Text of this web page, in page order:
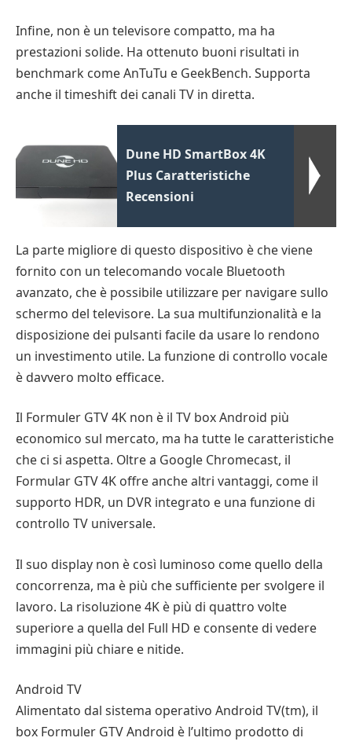
Infine, non è un televisore compatto, ma ha
prestazioni solide. Ha ottenuto buoni risultati in
benchmark come AnTuTu e GeekBench. Supporta
anche il timeshift dei canali TV in diretta.
Dune HD SmartBox 4K
Plus Caratteristiche
Recensioni
La parte migliore di questo dispositivo è che viene
fornito con un telecomando vocale Bluetooth
avanzato, che è possibile utilizzare per navigare sullo
schermo del televisore. La sua multifunzionalità e la
disposizione dei pulsanti facile da usare lo rendono
un investimento utile. La funzione di controllo vocale
è davvero molto efficace.
Il Formuler GTV 4K non è il TV box Android più
economico sul mercato, ma ha tutte le caratteristiche
che ci si aspetta. Oltre a Google Chromecast, il
Formular GTV 4K offre anche altri vantaggi, come il
supporto HDR, un DVR integrato e una funzione di
controllo TV universale.
Il suo display non è così luminoso come quello della
concorrenza, ma è più che sufficiente per svolgere il
lavoro. La risoluzione 4K è più di quattro volte
superiore a quella del Full HD e consente di vedere
immagini più chiare e nitide.
Android TV
Alimentato dal sistema operativo Android TV(tm), il
box Formuler GTV Android è l’ultimo prodotto di